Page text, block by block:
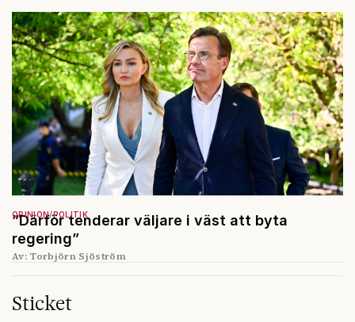
”Därför tenderar väljare i väst att byta
regering”
OPINION POLITIK
Av: Torbjörn Sjöström
Sticket